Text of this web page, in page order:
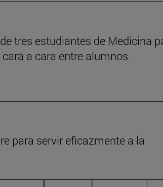
tres estudiantes de Medicina
a cara entre alumnos
para servir eficazmente a la